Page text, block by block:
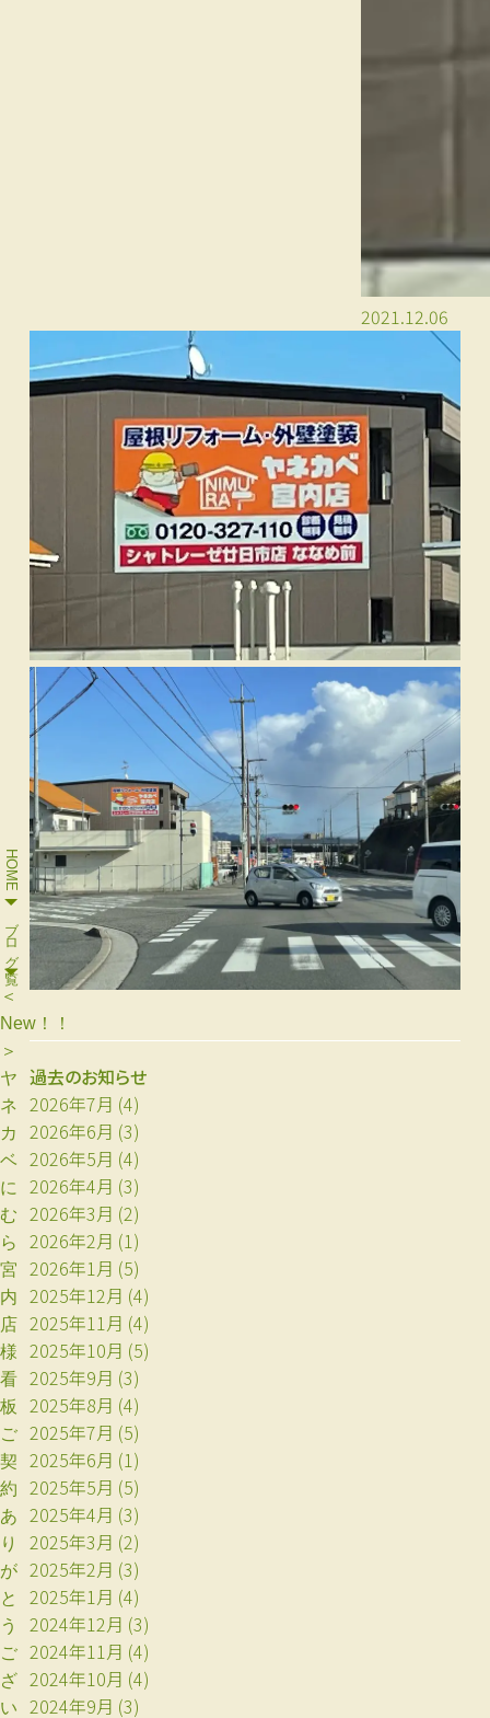
HOME
ブログ一覧
＜
New！！
＞
ヤ
ネ
カ
ベ
に
む
ら
宮
内
店
様
看
板
ご
契
約
あ
り
が
と
う
ご
ざ
い
2021.12.06
過去のお知らせ
2026年7月 (4)
2026年6月 (3)
2026年5月 (4)
2026年4月 (3)
2026年3月 (2)
2026年2月 (1)
2026年1月 (5)
2025年12月 (4)
2025年11月 (4)
2025年10月 (5)
2025年9月 (3)
2025年8月 (4)
2025年7月 (5)
2025年6月 (1)
2025年5月 (5)
2025年4月 (3)
2025年3月 (2)
2025年2月 (3)
2025年1月 (4)
2024年12月 (3)
2024年11月 (4)
2024年10月 (4)
2024年9月 (3)